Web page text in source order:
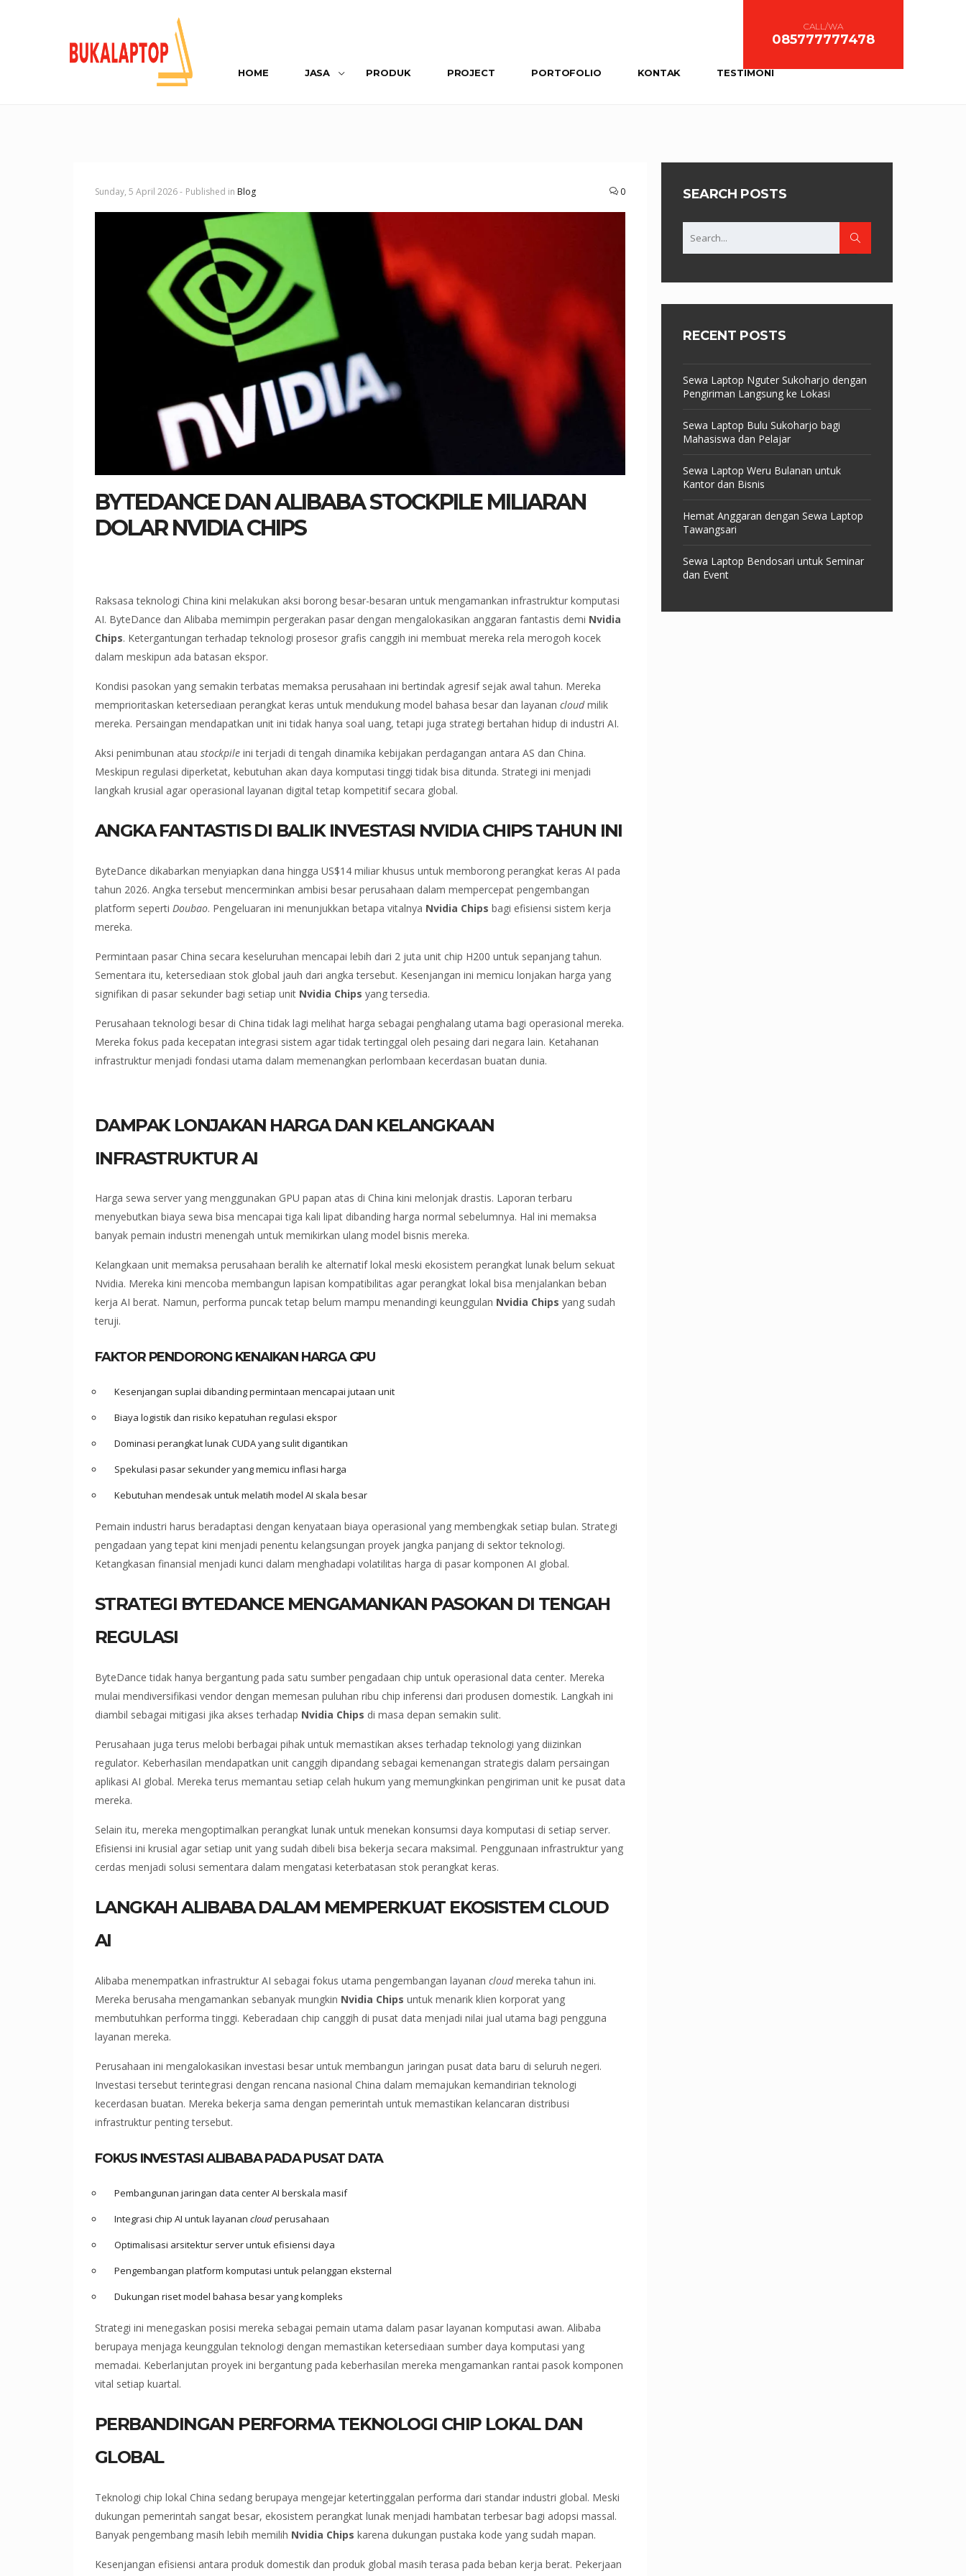
HOME JASA PRODUK PROJECT PORTOFOLIO KONTAK TESTIMONI
CALL/WA
085777777478
Sunday, 5 April 2026 - Published in Blog 0
BYTEDANCE DAN ALIBABA STOCKPILE MILIARAN
DOLAR NVIDIA CHIPS
Raksasa teknologi China kini melakukan aksi borong besar-besaran untuk mengamankan infrastruktur komputasi
AI. ByteDance dan Alibaba memimpin pergerakan pasar dengan mengalokasikan anggaran fantastis demi Nvidia
Chips. Ketergantungan terhadap teknologi prosesor grafis canggih ini membuat mereka rela merogoh kocek
dalam meskipun ada batasan ekspor.
Kondisi pasokan yang semakin terbatas memaksa perusahaan ini bertindak agresif sejak awal tahun. Mereka
memprioritaskan ketersediaan perangkat keras untuk mendukung model bahasa besar dan layanan cloudmilik
mereka. Persaingan mendapatkan unit ini tidak hanya soal uang, tetapi juga strategi bertahan hidup di industri AI.
Aksi penimbunan atau stockpile ini terjadi di tengah dinamika kebijakan perdagangan antara AS dan China.
Meskipun regulasi diperketat, kebutuhan akan daya komputasi tinggi tidak bisa ditunda. Strategi ini menjadi
langkah krusial agar operasional layanan digital tetap kompetitif secara global.
ANGKA FANTASTIS DI BALIK INVESTASI NVIDIA CHIPS TAHUN INI
ByteDance dikabarkan menyiapkan dana hingga US$14 miliar khusus untuk memborong perangkat keras AI pada
tahun 2026. Angka tersebut mencerminkan ambisi besar perusahaan dalam mempercepat pengembangan
platform seperti Doubao. Pengeluaran ini menunjukkan betapa vitalnya Nvidia Chips bagi efisiensi sistem kerja
mereka.
Permintaan pasar China secara keseluruhan mencapai lebih dari 2 juta unit chip H200 untuk sepanjang tahun.
Sementara itu, ketersediaan stok global jauh dari angka tersebut. Kesenjangan ini memicu lonjakan harga yang
signifikan di pasar sekunder bagi setiap unit Nvidia Chips yang tersedia.
Perusahaan teknologi besar di China tidak lagi melihat harga sebagai penghalang utama bagi operasional mereka.
Mereka fokus pada kecepatan integrasi sistem agar tidak tertinggal oleh pesaing dari negara lain. Ketahanan
infrastruktur menjadi fondasi utama dalam memenangkan perlombaan kecerdasan buatan dunia.
DAMPAK LONJAKAN HARGA DAN KELANGKAAN
INFRASTRUKTUR AI
Harga sewa server yang menggunakan GPU papan atas di China kini melonjak drastis. Laporan terbaru
menyebutkan biaya sewa bisa mencapai tiga kali lipat dibanding harga normal sebelumnya. Hal ini memaksa
banyak pemain industri menengah untuk memikirkan ulang model bisnis mereka.
Kelangkaan unit memaksa perusahaan beralih ke alternatif lokal meski ekosistem perangkat lunak belum sekuat
Nvidia. Mereka kini mencoba membangun lapisan kompatibilitas agar perangkat lokal bisa menjalankan beban
kerja AI berat. Namun, performa puncak tetap belum mampu menandingi keunggulan Nvidia Chips yang sudah
teruji.
FAKTOR PENDORONG KENAIKAN HARGA GPU
Kesenjangan suplai dibanding permintaan mencapai jutaan unit
Biaya logistik dan risiko kepatuhan regulasi ekspor
Dominasi perangkat lunak CUDA yang sulit digantikan
Spekulasi pasar sekunder yang memicu inflasi harga
Kebutuhan mendesak untuk melatih model AI skala besar
Pemain industri harus beradaptasi dengan kenyataan biaya operasional yang membengkak setiap bulan. Strategi
pengadaan yang tepat kini menjadi penentu kelangsungan proyek jangka panjang di sektor teknologi.
Ketangkasan finansial menjadi kunci dalam menghadapi volatilitas harga di pasar komponen AI global.
STRATEGI BYTEDANCE MENGAMANKAN PASOKAN DI TENGAH
REGULASI
ByteDance tidak hanya bergantung pada satu sumber pengadaan chip untuk operasional data center. Mereka
mulai mendiversifikasi vendor dengan memesan puluhan ribu chip inferensi dari produsen domestik. Langkah ini
diambil sebagai mitigasi jika akses terhadap Nvidia Chips di masa depan semakin sulit.
Perusahaan juga terus melobi berbagai pihak untuk memastikan akses terhadap teknologi yang diizinkan
regulator. Keberhasilan mendapatkan unit canggih dipandang sebagai kemenangan strategis dalam persaingan
aplikasi AI global. Mereka terus memantau setiap celah hukum yang memungkinkan pengiriman unit ke pusat data
mereka.
Selain itu, mereka mengoptimalkan perangkat lunak untuk menekan konsumsi daya komputasi di setiap server.
Efisiensi ini krusial agar setiap unit yang sudah dibeli bisa bekerja secara maksimal. Penggunaan infrastruktur yang
cerdas menjadi solusi sementara dalam mengatasi keterbatasan stok perangkat keras.
LANGKAH ALIBABA DALAM MEMPERKUAT EKOSISTEM CLOUD
AI
Alibaba menempatkan infrastruktur AI sebagai fokus utama pengembangan layanan cloudmereka tahun ini.
Mereka berusaha mengamankan sebanyak mungkin Nvidia Chips untuk menarik klien korporat yang
membutuhkan performa tinggi. Keberadaan chip canggih di pusat data menjadi nilai jual utama bagi pengguna
layanan mereka.
Perusahaan ini mengalokasikan investasi besar untuk membangun jaringan pusat data baru di seluruh negeri.
Investasi tersebut terintegrasi dengan rencana nasional China dalam memajukan kemandirian teknologi
kecerdasan buatan. Mereka bekerja sama dengan pemerintah untuk memastikan kelancaran distribusi
infrastruktur penting tersebut.
FOKUS INVESTASI ALIBABA PADA PUSAT DATA
Pembangunan jaringan data center AI berskala masif
Integrasi chip AI untuk layanan cloudperusahaan
Optimalisasi arsitektur server untuk efisiensi daya
Pengembangan platform komputasi untuk pelanggan eksternal
Dukungan riset model bahasa besar yang kompleks
Strategi ini menegaskan posisi mereka sebagai pemain utama dalam pasar layanan komputasi awan. Alibaba
berupaya menjaga keunggulan teknologi dengan memastikan ketersediaan sumber daya komputasi yang
memadai. Keberlanjutan proyek ini bergantung pada keberhasilan mereka mengamankan rantai pasok komponen
vital setiap kuartal.
PERBANDINGAN PERFORMA TEKNOLOGI CHIP LOKAL DAN
GLOBAL
Teknologi chip lokal China sedang berupaya mengejar ketertinggalan performa dari standar industri global. Meski
dukungan pemerintah sangat besar, ekosistem perangkat lunak menjadi hambatan terbesar bagi adopsi massal.
Banyak pengembang masih lebih memilih Nvidia Chips karena dukungan pustaka kode yang sudah mapan.
Kesenjangan efisiensi antara produk domestik dan produk global masih terasa pada beban kerja berat. Pekerjaan
SEARCH POSTS
RECENT POSTS
Sewa Laptop Nguter Sukoharjo dengan
Pengiriman Langsung ke Lokasi
Sewa Laptop Bulu Sukoharjo bagi
Mahasiswa dan Pelajar
Sewa Laptop Weru Bulanan untuk
Kantor dan Bisnis
Hemat Anggaran dengan Sewa Laptop
Tawangsari
Sewa Laptop Bendosari untuk Seminar
dan Event